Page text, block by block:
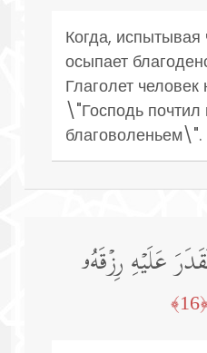
Когда, испытывая
осыпает
Глаголет
\"Господь
благоволеньем\".
عَلَیۡهِ رِزۡقَهُۥ